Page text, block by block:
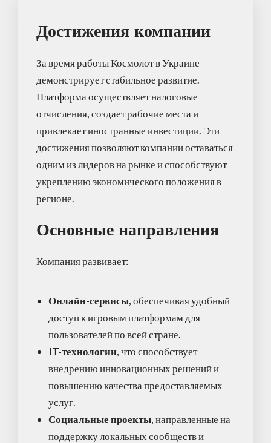
Достижения компании
За время работы Космолот в Украине
демонстрирует стабильное развитие.
Платформа осуществляет налоговые
отчисления, создает рабочие места и
привлекает иностранные инвестиции. Эти
достижения позволяют компании оставаться
одним из лидеров на рынке и способствуют
укреплению экономического положения в
регионе.
Основные направления
Компания развивает:
Онлайн-сервисы, обеспечивая удобный
доступ к игровым платформам для
пользователей по всей стране.
IT-технологии, что способствует
внедрению инновационных решений и
повышению качества предоставляемых
услуг.
Социальные проекты, направленные на
поддержку локальных сообществ и